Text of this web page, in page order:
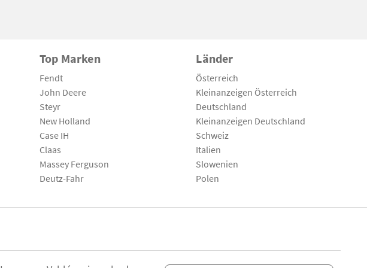
Top Marken
Fendt
John Deere
Steyr
New Holland
Case IH
Claas
Massey Ferguson
Deutz-Fahr
Länder
Österreich
Kleinanzeigen Österreich
Deutschland
Kleinanzeigen Deutschland
Schweiz
Italien
Slowenien
Polen